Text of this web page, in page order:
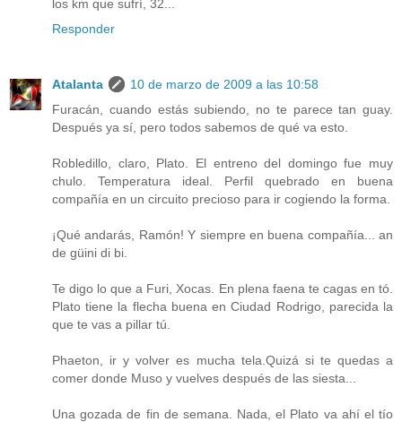
los km que sufrí, 32...
Responder
Atalanta
10 de marzo de 2009 a las 10:58
Furacán, cuando estás subiendo, no te parece tan guay.
Después ya sí, pero todos sabemos de qué va esto.
Robledillo, claro, Plato. El entreno del domingo fue muy
chulo. Temperatura ideal. Perfil quebrado en buena
compañía en un circuito precioso para ir cogiendo la forma.
¡Qué andarás, Ramón! Y siempre en buena compañía... an
de güini di bi.
Te digo lo que a Furi, Xocas. En plena faena te cagas en tó.
Plato tiene la flecha buena en Ciudad Rodrigo, parecida la
que te vas a pillar tú.
Phaeton, ir y volver es mucha tela.Quizá si te quedas a
comer donde Muso y vuelves después de las siesta...
Una gozada de fin de semana. Nada, el Plato va ahí el tío